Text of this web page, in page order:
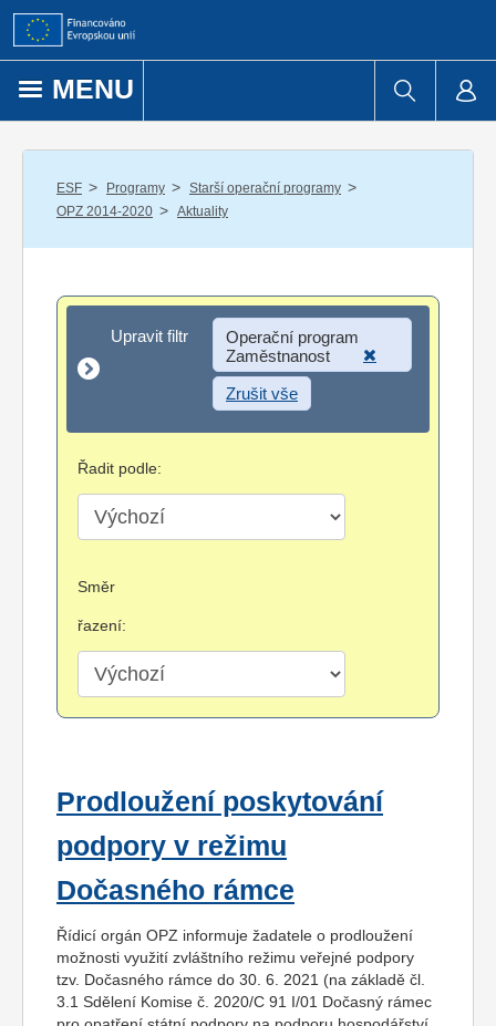
Přejít k obsahu
MENU
ESF / Programy / Starší operační programy /
OPZ 2014-2020 / Aktuality
Upravit filtr
Upravit filtr
Operační program
Zaměstnanost
Zrušit vše
Řadit podle:
Směr
řazení:
Prodloužení poskytování
podpory v režimu
Dočasného rámce
Řídicí orgán OPZ informuje žadatele o prodloužení
možnosti využití zvláštního režimu veřejné podpory
tzv. Dočasného rámce do 30. 6. 2021 (na základě čl.
3.1 Sdělení Komise č. 2020/C 91 I/01 Dočasný rámec